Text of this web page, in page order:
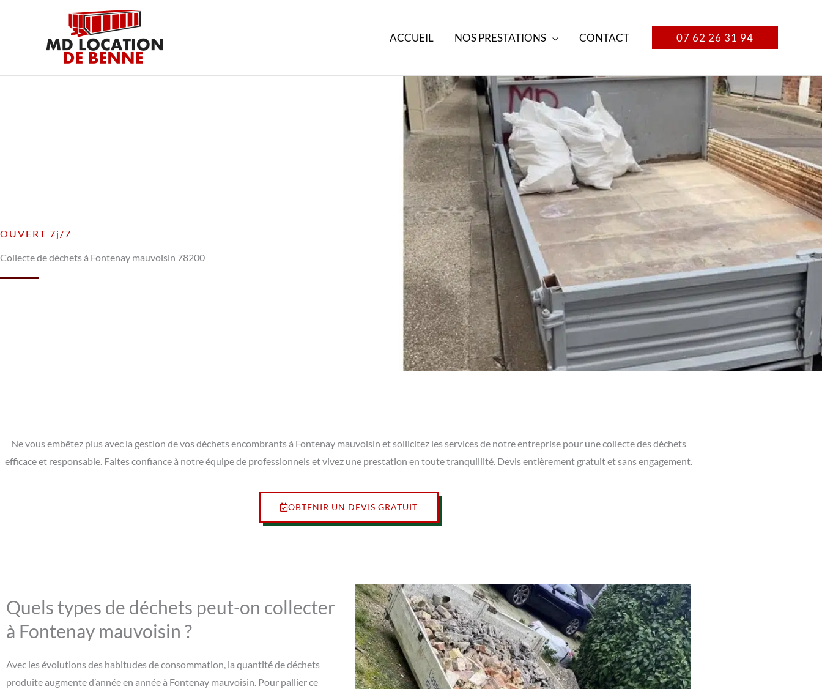
ACCUEIL NOS PRESTATIONS CONTACT 07 62 26 31 94
OUVERT 7j/7
Collecte de déchets à Fontenay mauvoisin 78200
Ne vous embêtez plus avec la gestion de vos déchets encombrants à Fontenay mauvoisin et sollicitez les services de notre entreprise pour une collecte des déchets
efficace et responsable. Faites confiance à notre équipe de professionnels et vivez une prestation en toute tranquillité. Devis entièrement gratuit et sans engagement.
OBTENIR UN DEVIS GRATUIT
Quels types de déchets peut-on collecter
à Fontenay mauvoisin ?
Avec les évolutions des habitudes de consommation, la quantité de déchets
produite augmente d’année en année à Fontenay mauvoisin. Pour pallier ce